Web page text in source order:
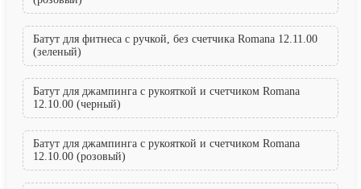
Батут для фитнеса с ручкой, без счетчика Romana 12.11.00
(зеленый)
Батут для джампинга с рукояткой и счетчиком Romana
12.10.00 (черный)
Батут для джампинга с рукояткой и счетчиком Romana
12.10.00 (розовый)